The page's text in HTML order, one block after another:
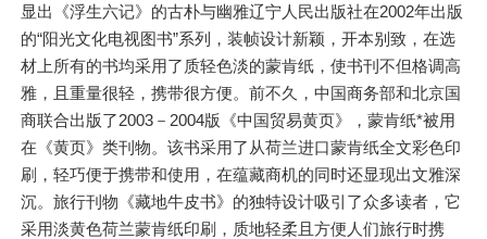
显出《浮生六记》的古朴与幽雅辽宁人民出版社在2002年出版
的“阳光文化电视图书”系列，装帧设计新颖，开本别致，在选
材上所有的书均采用了质轻色淡的蒙肯纸，使书刊不但格调高
雅，且重量很轻，携带很方便。前不久，中国商务部和北京国
商联合出版了2003－2004版《中国贸易黄页》，蒙肯纸*被用
在《黄页》类刊物。该书采用了从荷兰进口蒙肯纸全文彩色印
刷，轻巧便于携带和使用，在蕴藏商机的同时还显现出文雅深
沉。旅行刊物《藏地牛皮书》的独特设计吸引了众多读者，它
采用淡黄色荷兰蒙肯纸印刷，质地轻柔且方便人们旅行时携